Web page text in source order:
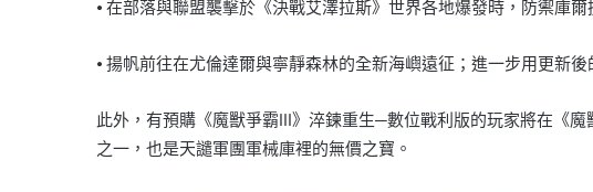
⦁ 在部落與聯盟襲擊於《決戰艾澤拉斯》世界各地爆發時，防禦庫
⦁ 揚帆前往在尤倫達爾與寧靜森林的全新海嶼遠征；進一步用更新
此外，有預購《魔獸爭霸III》淬鍊重生─數位戰利版的玩家將在《
之一，也是天譴軍團軍械庫裡的無價之寶。